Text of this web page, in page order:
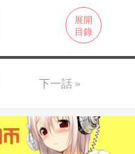
展開
目錄
下一話 »